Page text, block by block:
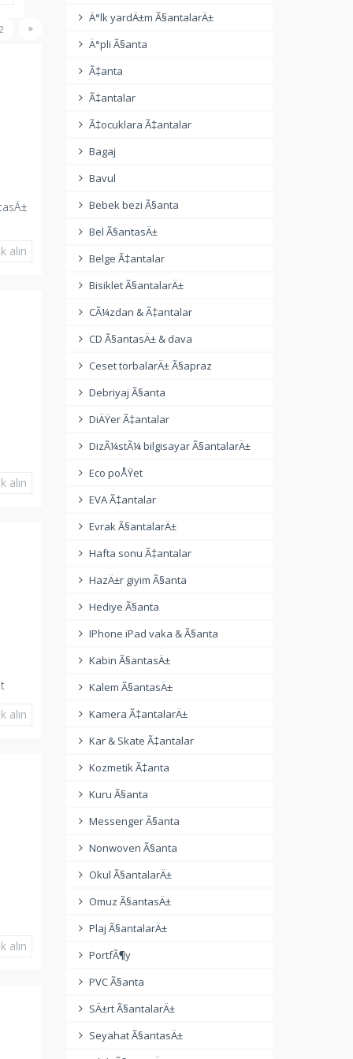
»
alın
alın
alın
alın
Ä°lk yardÄ±m Ã§antalarÄ±
Ä°pli Ã§anta
Ã‡anta
Ã‡antalar
Ã‡ocuklara Ã‡antalar
Bagaj
Bavul
Bebek bezi Ã§anta
Bel Ã§antasÄ±
Belge Ã‡antalar
Bisiklet Ã§antalarÄ±
CÃ¼zdan & Ã‡antalar
CD Ã§antasÄ± & dava
Ceset torbalarÄ± Ã§apraz
Debriyaj Ã§anta
DiÄŸer Ã‡antalar
DizÃ¼stÃ¼ bilgisayar Ã§antalarÄ±
Eco poÅŸet
EVA Ã‡antalar
Evrak Ã§antalarÄ±
Hafta sonu Ã‡antalar
HazÄ±r giyim Ã§anta
Hediye Ã§anta
IPhone iPad vaka & Ã§anta
Kabin Ã§antasÄ±
Kalem Ã§antasÄ±
Kamera Ã‡antalarÄ±
Kar & Skate Ã‡antalar
Kozmetik Ã‡anta
Kuru Ã§anta
Messenger Ã§anta
Nonwoven Ã§anta
Okul Ã§antalarÄ±
Omuz Ã§antasÄ±
Plaj Ã§antalarÄ±
PortfÃ¶y
PVC Ã§anta
SÄ±rt Ã§antalarÄ±
Seyahat Ã§antasÄ±